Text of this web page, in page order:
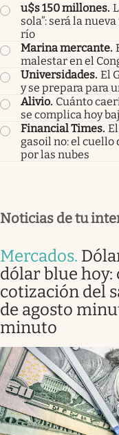
u$s 150 millones.
sola”: será la
río
Marina mercante.
malestar en el
Universidades. El
y se prepara para
Alivio. Cuánto
se complica hoy
Financial Times.
gasoil no: el cuello
por las nubes
Noticias de tu
Mercados.
dólar blue hoy:
cotización del
de agosto
minuto